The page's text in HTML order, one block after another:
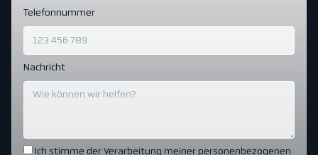
Telefonnummer
Nachricht
Ich stimme der Verarbeitung meiner personenbezogenen